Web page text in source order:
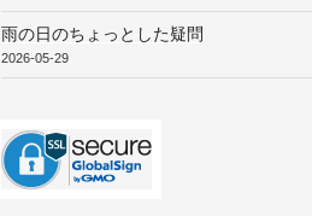
雨の日のちょっとした疑問
2026-05-29